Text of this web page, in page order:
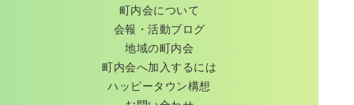
町内会について
会報・活動ブログ
地域の町内会
町内会へ加入するには
ハッピータウン構想